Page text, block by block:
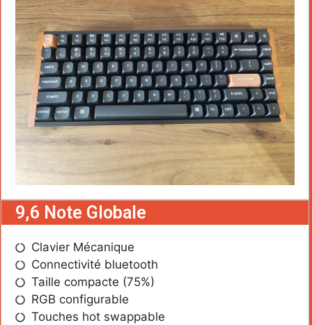
9,6 Note Globale
Clavier Mécanique
Connectivité bluetooth
Taille compacte (75%)
RGB configurable
Touches hot swappable